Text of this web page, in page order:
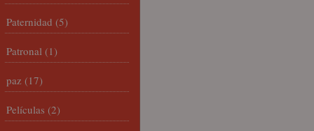
Paternidad (5)
Patronal (1)
paz (17)
Películas (2)